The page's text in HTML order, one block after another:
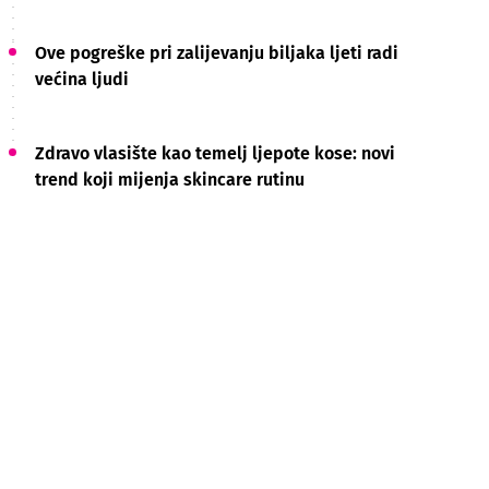
Ove pogreške pri zalijevanju biljaka ljeti radi
većina ljudi
Zdravo vlasište kao temelj ljepote kose: novi
trend koji mijenja skincare rutinu